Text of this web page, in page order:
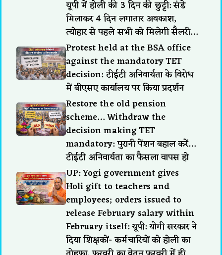
यूपी में होली की 3 दिन की छुट्टी: संडे
मिलाकर 4 दिन लगातार अवकाश,
त्योहार से पहले सभी को मिलेगी सैलरी…
Protest held at the BSA office
against the mandatory TET
decision: टीईटी अनिवार्यता के विरोध
में बीएसए कार्यालय पर किया प्रदर्शन
Restore the old pension
scheme… Withdraw the
decision making TET
mandatory: पुरानी पेंशन बहाल करें…
टीईटी अनिवार्यता का फैसला वापस हो
UP: Yogi government gives
Holi gift to teachers and
employees; orders issued to
release February salary within
February itself: यूपी: योगी सरकार ने
दिया शिक्षकों- कर्मचारियों को होली का